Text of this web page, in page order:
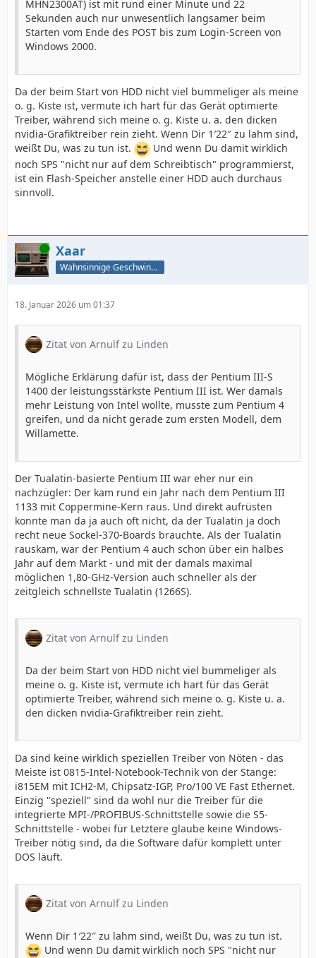
MHN2300AT) ist mit rund einer Minute und 22
Sekunden auch nur unwesentlich langsamer beim
Starten vom Ende des POST bis zum Login-Screen von
Windows 2000.
Da der beim Start von HDD nicht viel bummeliger als meine
o. g. Kiste ist, vermute ich hart für das Gerät optimierte
Treiber, während sich meine o. g. Kiste u. a. den dicken
nvidia-Grafiktreiber rein zieht. Wenn Dir 1′22″ zu lahm sind,
weißt Du, was zu tun ist.
Und wenn Du damit wirklich
noch SPS "nicht nur auf dem Schreibtisch" programmierst,
ist ein Flash-Speicher anstelle einer HDD auch durchaus
sinnvoll.
Online Xaar
Wahnsinnige Geschwindigkeit - und los!
18. Januar 2026 um 01:37
Zitat von Arnulf zu Linden
Mögliche Erklärung dafür ist, dass der Pentium III-S
1400 der leistungsstärkste Pentium III ist. Wer damals
mehr Leistung von Intel wollte, musste zum Pentium 4
greifen, und da nicht gerade zum ersten Modell, dem
Willamette.
Der Tualatin-basierte Pentium III war eher nur ein
nachzügler: Der kam rund ein Jahr nach dem Pentium III
1133 mit Coppermine-Kern raus. Und direkt aufrüsten
konnte man da ja auch oft nicht, da der Tualatin ja doch
recht neue Sockel-370-Boards brauchte. Als der Tualatin
rauskam, war der Pentium 4 auch schon über ein halbes
Jahr auf dem Markt - und mit der damals maximal
möglichen 1,80-GHz-Version auch schneller als der
zeitgleich schnellste Tualatin (1266S).
Zitat von Arnulf zu Linden
Da der beim Start von HDD nicht viel bummeliger als
meine o. g. Kiste ist, vermute ich hart für das Gerät
optimierte Treiber, während sich meine o. g. Kiste u. a.
den dicken nvidia-Grafiktreiber rein zieht.
Da sind keine wirklich speziellen Treiber von Nöten - das
Meiste ist 0815-Intel-Notebook-Technik von der Stange:
i815EM mit ICH2-M, Chipsatz-IGP, Pro/100 VE Fast Ethernet.
Einzig "speziell" sind da wohl nur die Treiber für die
integrierte MPI-/PROFIBUS-Schnittstelle sowie die S5-
Schnittstelle - wobei für Letztere glaube keine Windows-
Treiber nötig sind, da die Software dafür komplett unter
DOS läuft.
Zitat von Arnulf zu Linden
Wenn Dir 1′22″ zu lahm sind, weißt Du, was zu tun ist.
Und wenn Du damit wirklich noch SPS "nicht nur